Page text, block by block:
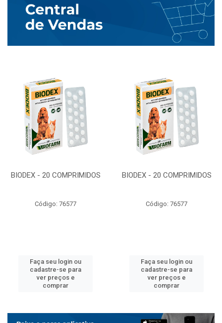
BIODEX - 20 COMPRIMIDOS
Código: 76577
Faça seu login ou
cadastre-se para
ver preços e
comprar
BIODEX - 20 COMPRIMIDOS
Código: 76577
Faça seu login ou
cadastre-se para
ver preços e
comprar